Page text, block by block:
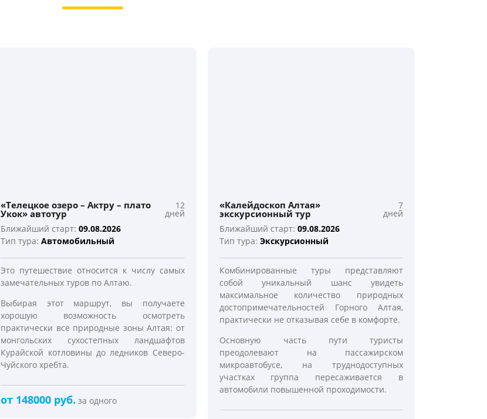
«Телецкое озеро – Актру – плато
Укок» автотур
12
дней
Ближайший старт: 09.08.2026
Тип тура: Автомобильный
Это путешествие относится к числу самых
замечательных туров по Алтаю.
Выбирая этот маршрут, вы получаете
хорошую возможность осмотреть
практически все природные зоны Алтая: от
монгольских сухостепных ландшафтов
Курайской котловины до ледников Северо-
Чуйского хребта.
от 148000 руб. за одного
«Калейдоскоп Алтая»
экскурсионный тур
7
дней
Ближайший старт: 09.08.2026
Тип тура: Экскурсионный
Комбинированные туры представляют
собой уникальный шанс увидеть
максимальное количество природных
достопримечательностей Горного Алтая,
практически не отказывая себе в комфорте.
Основную часть пути туристы
преодолевают на пассажирском
микроавтобусе, на труднодоступных
участках группа пересаживается в
автомобили повышенной проходимости.